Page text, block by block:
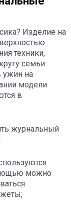
Изделие на
техники,
семьи
ужин на
модели
в
журнальный
можно